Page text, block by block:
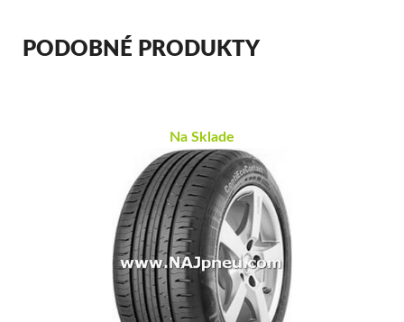
PODOBNÉ PRODUKTY
Na Sklade